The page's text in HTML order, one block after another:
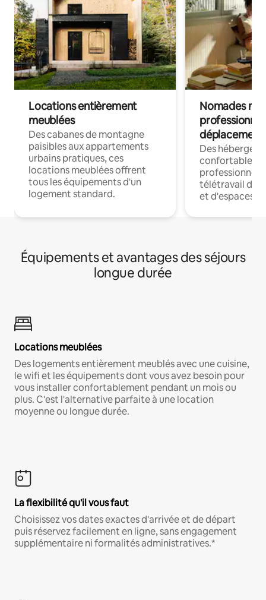
Locations entièrement
meublées
Des cabanes de montagne
paisibles aux appartements
urbains pratiques, ces
locations meublées offrent
tous les équipements d'un
logement standard.
Nomades
déplacement
Des
confortables
professionnels
télétravail
et d'espaces
Équipements et avantages des séjours
longue durée
Locations meublées
Des logements entièrement meublés avec une cuisine,
le wifi et les équipements dont vous avez besoin pour
vous installer confortablement pendant un mois ou
plus. C'est l'alternative parfaite à une location
moyenne ou longue durée.
La flexibilité qu'il vous faut
Choisissez vos dates exactes d'arrivée et de départ
puis réservez facilement en ligne, sans engagement
supplémentaire ni formalités administratives.*